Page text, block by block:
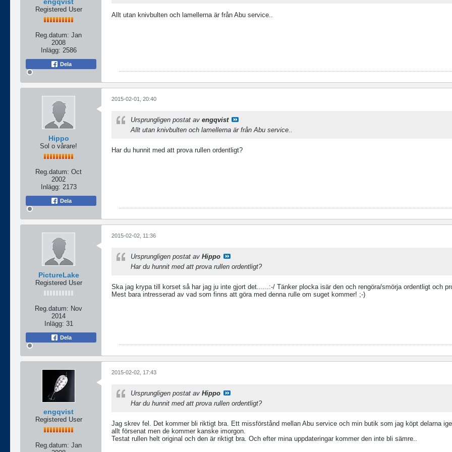
Registered User
Reg.datum: Jan
2008
Inlägg: 2586
Dela
Allt utan knivbulten och lamellerna är från Abu service..
Hippo
Sol o vårare!
Reg.datum: Oct
2002
Inlägg: 2173
Dela
2015-02-01, 20:40
Ursprungligen postat av engqvist
Allt utan knivbulten och lamellerna är från Abu service..
Har du hunnit med att prova rullen ordentligt?
PictureLake
Registered User
Reg.datum: Nov
2014
Inlägg: 31
Dela
2015-02-02, 11:36
Ursprungligen postat av Hippo
Har du hunnit med att prova rullen ordentligt?
Ska jag krypa till korset så har jag ju inte gjort det......:-/ Tänker plocka isär den och rengöra/smörja ordentligt och
Mest bara intresserad av vad som finns att göra med denna rulle om suget kommer! ;-)
engqvist
Registered User
Reg.datum: Jan
2015-02-02, 17:43
Ursprungligen postat av Hippo
Har du hunnit med att prova rullen ordentligt?
Jag skrev fel. Det kommer bli riktigt bra. Ett missförstånd mellan Abu service och min butik som jag köpt delarna
allt försenat men de kommer kanske imorgon.
Testat rullen helt original och den är riktigt bra. Och efter mina uppdateringar kommer den inte bli sämre..